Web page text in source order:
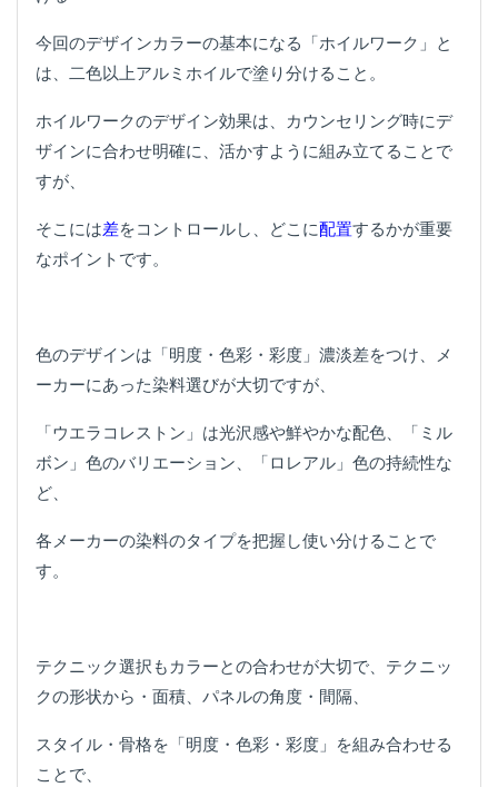
今回のデザインカラーの基本になる「ホイルワーク」と
は、二色以上アルミホイルで塗り分けること。
ホイルワークのデザイン効果は、カウンセリング時にデ
ザインに合わせ明確に、活かすように組み立てることで
すが、
そこには差をコントロールし、どこに配置するかが重要
なポイントです。
色のデザインは「明度・色彩・彩度」濃淡差をつけ、メ
ーカーにあった染料選びが大切ですが、
「ウエラコレストン」は光沢感や鮮やかな配色、「ミル
ボン」色のバリエーション、「ロレアル」色の持続性な
ど、
各メーカーの染料のタイプを把握し使い分けることで
す。
テクニック選択もカラーとの合わせが大切で、テクニッ
クの形状から・面積、パネルの角度・間隔、
スタイル・骨格を「明度・色彩・彩度」を組み合わせる
ことで、